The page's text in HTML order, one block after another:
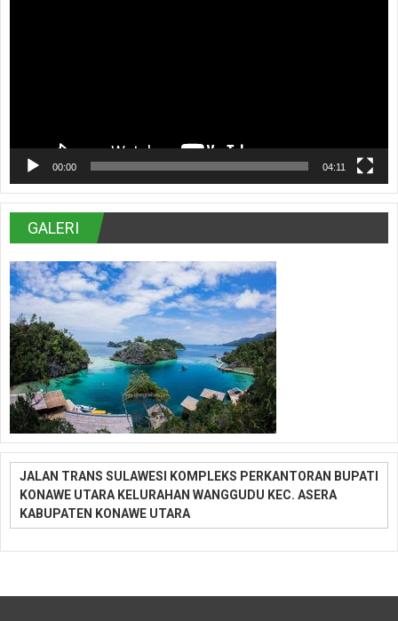
00:00 04:11
GALERI
JALAN TRANS SULAWESI KOMPLEKS PERKANTORAN BUPATI
KONAWE UTARA KELURAHAN WANGGUDU KEC. ASERA
KABUPATEN KONAWE UTARA